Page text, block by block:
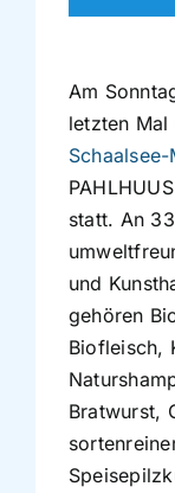
Am
letzten
statt. An
und
gehören
Biofleisch,
Bratwurst,